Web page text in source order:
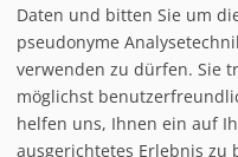
Infrastuktur Itter
Loipe/Langlauf:
Snow tubing:
Eislaufen:
Rodelbahn:
Daten und bitten Sie um
pseudonyme
verwenden zu dürfen. Sie
möglichst
helfen uns, Ihnen ein auf
ausgerichtetes Erlebnis zu